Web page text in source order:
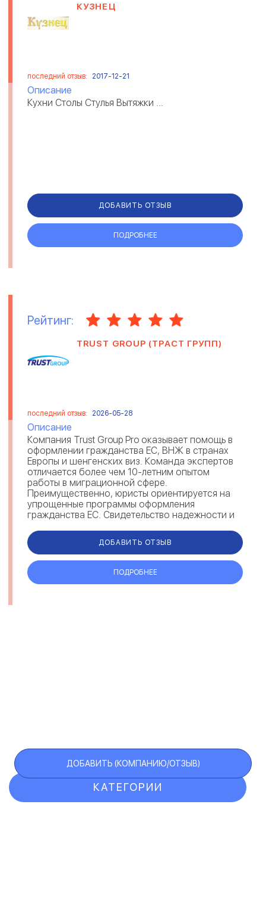
КУЗНЕЦ
последний отзыв: 2017-12-21
Описание
Кухни Столы Стулья Вытяжки ...
ДОБАВИТЬ ОТЗЫВ
ПОДРОБНЕЕ
Рейтинг:
TRUST GROUP (ТРАСТ ГРУПП)
последний отзыв: 2026-05-28
Описание
Компания Trust Group Pro оказывает помощь в
оформлении гражданства ЕС, ВНЖ в странах
Европы и шенгенских виз. Команда экспертов
отличается более чем 10-летним опытом
работы в миграционной сфере.
Преимущественно, юристы ориентируется на
упрощенные программы оформления
гражданства ЕС. Свидетельство надежности и
на рейтингов...
ДОБАВИТЬ ОТЗЫВ
ПОДРОБНЕЕ
КАТЕГОРИИ
ДОБАВИТЬ (КОМПАНИЮ/ОТЗЫВ)